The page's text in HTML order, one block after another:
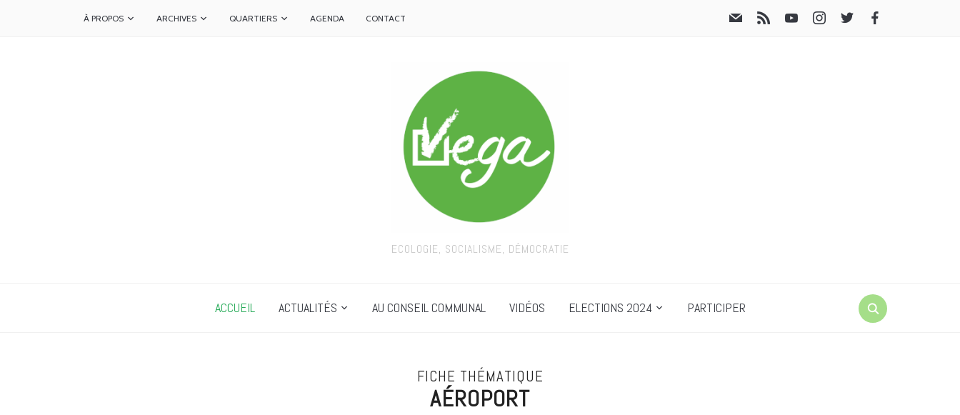
À PROPOS ARCHIVES QUARTIERS AGENDA CONTACT
ECOLOGIE, SOCIALISME, DÉMOCRATIE
ACCUEIL ACTUALITÉS AU CONSEIL COMMUNAL VIDÉOS ELECTIONS 2024 PARTICIPER
FICHE THÉMATIQUE
AÉROPORT